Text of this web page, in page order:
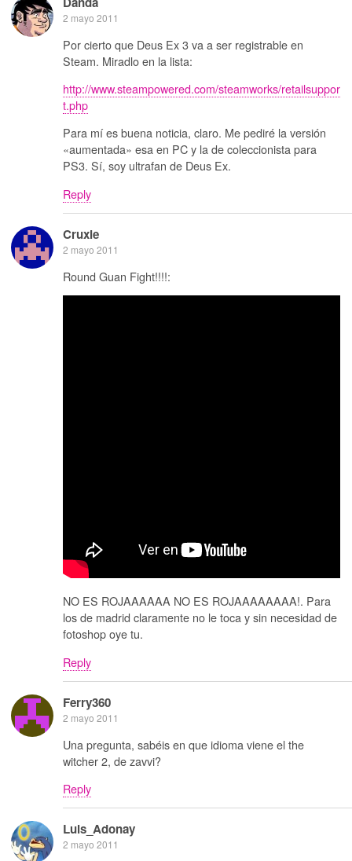
2 mayo 2011
Por cierto que Deus Ex 3 va a ser registrable en
Steam. Miradlo en la lista:
http://www.steampowered.com/steamworks/retailsuppor
t.php
Para mí es buena noticia, claro. Me pediré la versión
«aumentada» esa en PC y la de coleccionista para
PS3. Sí, soy ultrafan de Deus Ex.
Reply
Cruxie
2 mayo 2011
Round Guan Fight!!!!:
NO ES ROJAAAAAA NO ES ROJAAAAAAAA!. Para
los de madrid claramente no le toca y sin necesidad de
fotoshop oye tu.
Reply
Ferry360
2 mayo 2011
Una pregunta, sabéis en que idioma viene el the
witcher 2, de zavvi?
Reply
Luis_Adonay
2 mayo 2011